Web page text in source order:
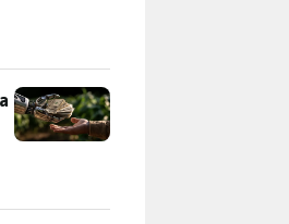
půdu pro obří datacentrum. Měla